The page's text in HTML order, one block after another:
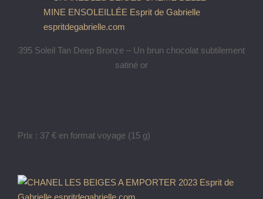
395 Soleil Tan Deep Bronze – Un brun chocolat subtilement
satiné or
Prix : 37 € en format voyage (15 g)